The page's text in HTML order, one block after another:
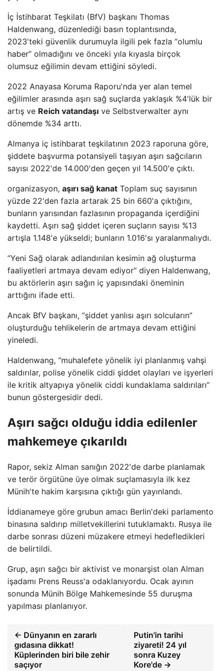
İç İstihbarat Teşkilatı (BfV) başkanı Thomas
Haldenwang, düzenlediği basın toplantısında,
2023'teki güvenlik durumuyla ilgili pek fazla “olumlu
haber” olmadığını ve önceki yıla kıyasla birçok
olumsuz eğilimin devam ettiğini söyledi.
2022 Anayasa Koruma Raporu'nda yer alan temel
eğilimler arasında aşırı sağ suçlarda yaklaşık %4'lük bir
artış ve Reich vatandaşı ve Selbstverwalter aynı
dönemde %34 arttı.
Almanya iç istihbarat teşkilatının 2023 raporuna göre,
şiddete başvurma potansiyeli taşıyan aşırı sağcıların
sayısı 2022'de 14.000'den geçen yıl 14.500'e çıktı.
organizasyon, aşırı sağ kanat Toplam suç sayısının
yüzde 22'den fazla artarak 25 bin 660'a çıktığını,
bunların yarısından fazlasının propaganda içerdiğini
kaydetti. Aşırı sağ şiddet içeren suçların sayısı %13
artışla 1.148'e yükseldi; bunların 1.016'sı yaralanmalıydı.
“Yeni Sağ olarak adlandırılan kesimin ağ oluşturma
faaliyetleri artmaya devam ediyor” diyen Haldenwang,
bu aktörlerin aşırı sağın iç yapısındaki öneminin
arttığını ifade etti.
Ancak BfV başkanı, “şiddet yanlısı aşırı solcuların”
oluşturduğu tehlikelerin de artmaya devam ettiğini
yineledi.
Haldenwang, “muhalefete yönelik iyi planlanmış vahşi
saldırılar, polise yönelik ciddi şiddet olayları ve işyerleri
ile kritik altyapıya yönelik ciddi kundaklama saldırıları”
bunun göstergesidir dedi.
Aşırı sağcı olduğu iddia edilenler
mahkemeye çıkarıldı
Rapor, sekiz Alman sanığın 2022'de darbe planlamak
ve terör örgütüne üye olmak suçlamasıyla ilk kez
Münih'te hakim karşısına çıktığı gün yayınlandı.
İddianameye göre grubun amacı Berlin'deki parlamento
binasına saldırıp milletvekillerini tutuklamaktı. Rusya ile
darbe sonrası düzeni müzakere etmeyi hedefledikleri
de belirtildi.
Grup, aşırı sağcı bir aktivist ve monarşist olan Alman
işadamı Prens Reuss'a odaklanıyordu. Ocak ayının
sonunda Münih Bölge Mahkemesinde 55 duruşma
yapılması planlanıyor.
← Dünyanın en zararlı
gıdasına dikkat!
Küplerinden biri bile zehir
saçıyor
Putin'in tarihi
ziyareti! 24 yıl
sonra Kuzey
Kore'de →